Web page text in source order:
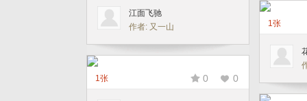
江面飞驰
作者: 又一山
1张
1张
0 0